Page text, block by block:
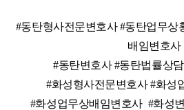
#동탄형사전문변호사 #동탄업무상
배임변호사
#동탄변호사 #동탄법률상
#화성형사전문변호사 #화성
#화성업무상배임변호사 #화성